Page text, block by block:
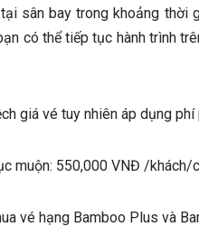
sân bay trong khoảng
có thể tiếp tục hành trình
giá vé tuy nhiên áp dụng phí
muộn: 550,000 VNĐ /khách/
vé hạng Bamboo Plus và